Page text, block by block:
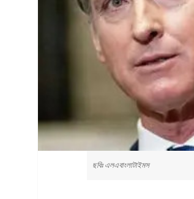
ছবিঃ এলএবাংলাটাইমস